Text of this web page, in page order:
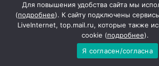
О нас
Сетевое издание «КолосИнформ»
Для повышения удобства сайта мы
(подробнее). К сайту подключены
LiveInternet, top.mail.ru, которые также
cookie (подробнее).
Я согласен/согласна